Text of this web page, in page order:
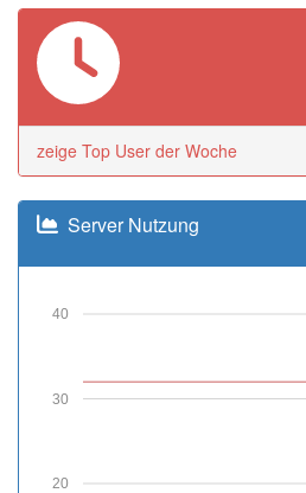
zeige Top User der Woche
Server Nutzung
20
30
40